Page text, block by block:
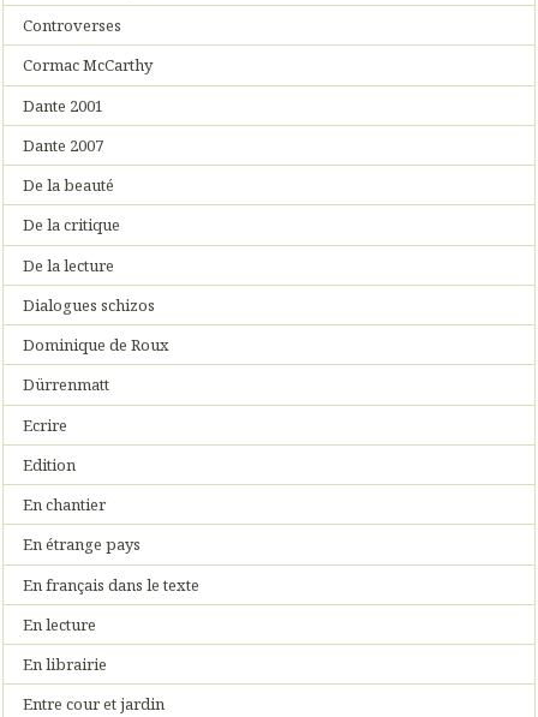
Controverses
Cormac McCarthy
Dante 2001
Dante 2007
De la beauté
De la critique
De la lecture
Dialogues schizos
Dominique de Roux
Dürrenmatt
Ecrire
Edition
En chantier
En étrange pays
En français dans le texte
En lecture
En librairie
Entre cour et jardin